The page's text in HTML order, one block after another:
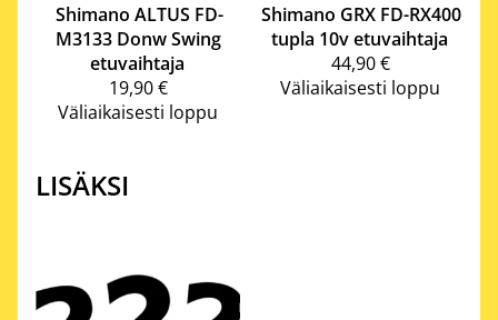
Shimano ALTUS FD-
M3133 Donw Swing
etuvaihtaja
19,90 €
Väliaikaisesti loppu
Shimano GRX FD-RX400
tupla 10v etuvaihtaja
44,90 €
Väliaikaisesti loppu
LISÄKSI